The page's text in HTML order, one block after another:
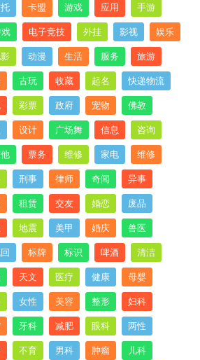
卡盟 游戏 应用 手游
电子竞技 外挂 影视 娱乐
动漫 生活 服务 旅游
古玩 收藏 起名 快递物流
彩票 政府 宠物 佛教
设计 广场舞 信息 咨询
票务 维修 家电 维修
刑事 律师 奇闻 异事
租赁 交友 婚恋 废品
地震 美甲 婚庆 兽医
标牌 标识 啤酒 清洁
天文 医疗 健康 母婴
女性 美容 整形 妇科
牙科 减肥 眼科 两性
不育 男科 肿瘤 儿科